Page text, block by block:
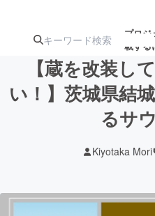
プロジ
載する
注目の新着
【蔵を改装し
い！】茨城県結
るサ
Kiyotaka Mori